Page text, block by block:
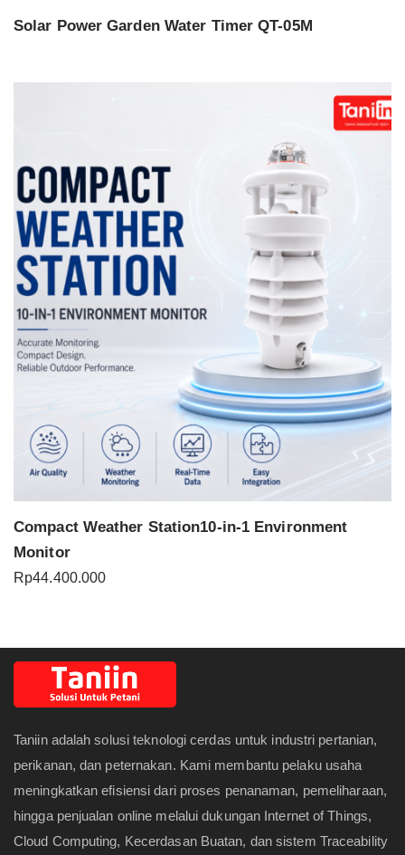
Solar Power Garden Water Timer QT-05M
Compact Weather Station10-in-1 Environment
Monitor
Rp44.400.000
Taniin adalah solusi teknologi cerdas untuk industri pertanian,
perikanan, dan peternakan. Kami membantu pelaku usaha
meningkatkan efisiensi dari proses penanaman, pemeliharaan,
hingga penjualan online melalui dukungan Internet of Things,
Cloud Computing, Kecerdasan Buatan, dan sistem Traceability